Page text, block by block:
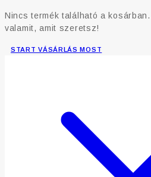
Nincs termék található a
valamit, amit szeretsz!
START VÁSÁRLÁS MOST